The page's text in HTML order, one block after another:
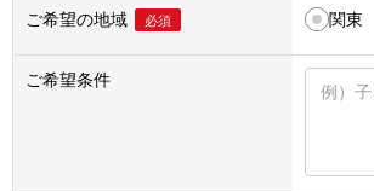
ご希望の地域 必須 関東
ご希望条件